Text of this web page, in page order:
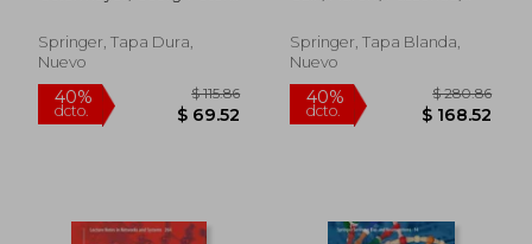
Memory of Professor
Sergey Psakhie (en
Evgeny V.
Springer, Tapa Dura,
Nuevo
Springer, Tapa Blanda,
Nuevo